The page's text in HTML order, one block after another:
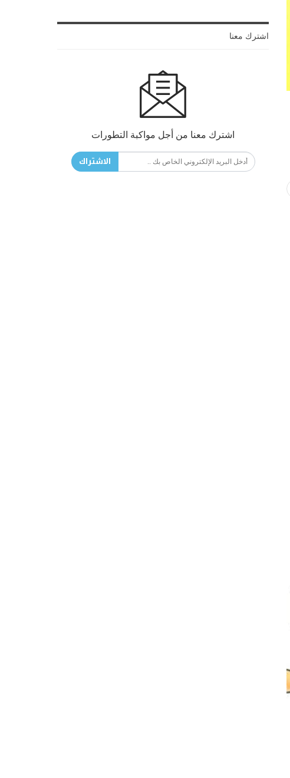
اشترك معنا
اشترك معنا من أجل مواكبة التطورات
الاشتراك